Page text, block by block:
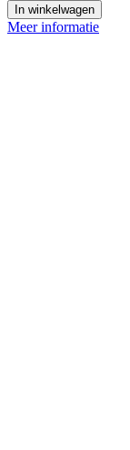
In winkelwagen
Meer informatie